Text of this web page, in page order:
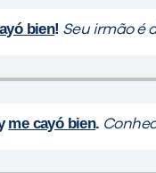
bien! Seu irmão é
me cayó bien.